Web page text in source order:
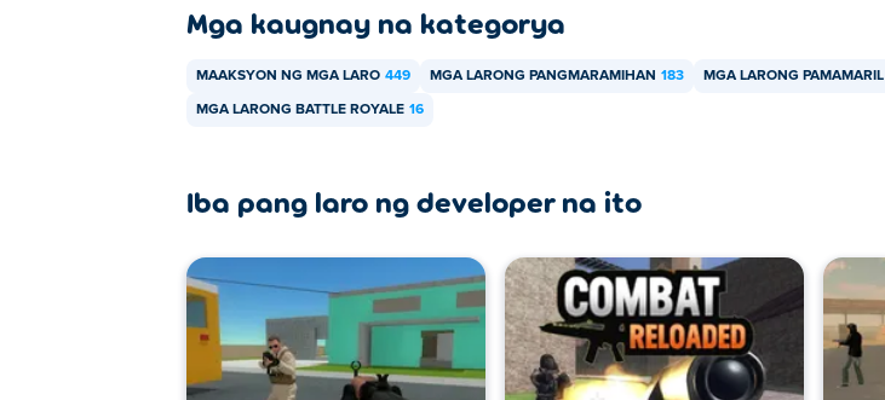
Mga kaugnay na kategorya
MAAKSYON NG MGA LARO 449 MGA LARONG PANGMARAMIHAN 183 MGA LARONG PAMAMARIL
MGA LARONG BATTLE ROYALE 16
Iba pang laro ng developer na ito